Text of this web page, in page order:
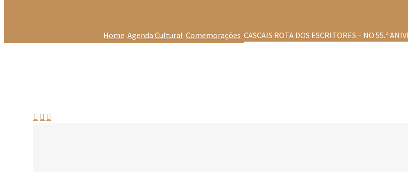
Home Agenda Cultural Comemorações CASCAIS ROTA DOS ESCRITORES – NO 55.º
  